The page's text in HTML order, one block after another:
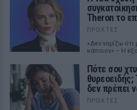
Theron το
ΠΡΟΧΤΈΣ
«Δεν νομίζω
κάποιον» – Η
Πότε σου
δεν πρέπει
ΠΡΟΧΤΈΣ